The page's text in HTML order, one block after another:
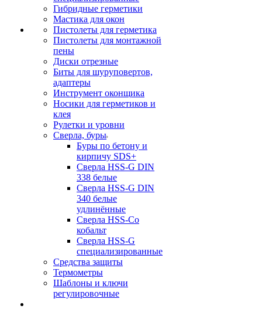
Гибридные герметики
Мастика для окон
Пистолеты для герметика
Пистолеты для монтажной
пены
Диски отрезные
Биты для шуруповертов,
адаптеры
Инструмент оконщика
Носики для герметиков и
клея
Рулетки и уровни
Сверла, буры
Буры по бетону и
кирпичу SDS+
Сверла HSS-G DIN
338 белые
Сверла HSS-G DIN
340 белые
удлинённые
Сверла HSS-Co
кобальт
Сверла HSS-G
специализированные
Средства защиты
Термометры
Шаблоны и ключи
регулировочные